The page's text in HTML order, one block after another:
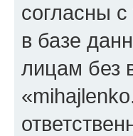
согласны
в базе
лицам без